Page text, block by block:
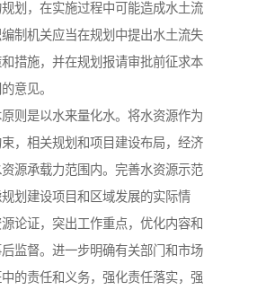
划，在实施过程中可能造成水土流
制机关应当在规划中提出水土流失
措施，并在规划报请审批前征求本
意见。
则是以水来量化水。将水资源作为
，相关规划和项目建设布局，经济
源承载力范围内。完善水资源示范
划建设项目和区域发展的实际情
论证，突出工作重点，优化内容和
监督。进一步明确有关部门和市场
的责任和义务，强化责任落实，强